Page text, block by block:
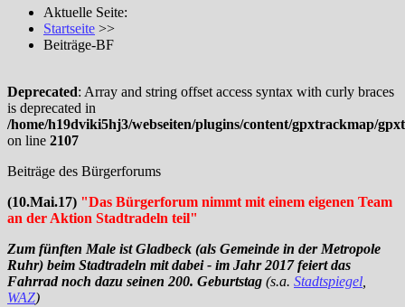
Aktuelle Seite:
Startseite >>
Beiträge-BF
Deprecated: Array and string offset access syntax with curly braces
is deprecated in
/home/h19dviki5hj3/webseiten/plugins/content/gpxtrackmap/
on line 2107
Beiträge des Bürgerforums
(10.Mai.17) "Das Bürgerforum nimmt mit einem eigenen Team
an der Aktion Stadtradeln teil"
Zum fünften Male ist Gladbeck (als Gemeinde in der Metropole
Ruhr) beim Stadtradeln mit dabei - im Jahr 2017 feiert das
Fahrrad noch dazu seinen 200. Geburtstag (s.a. Stadtspiegel
WAZ)